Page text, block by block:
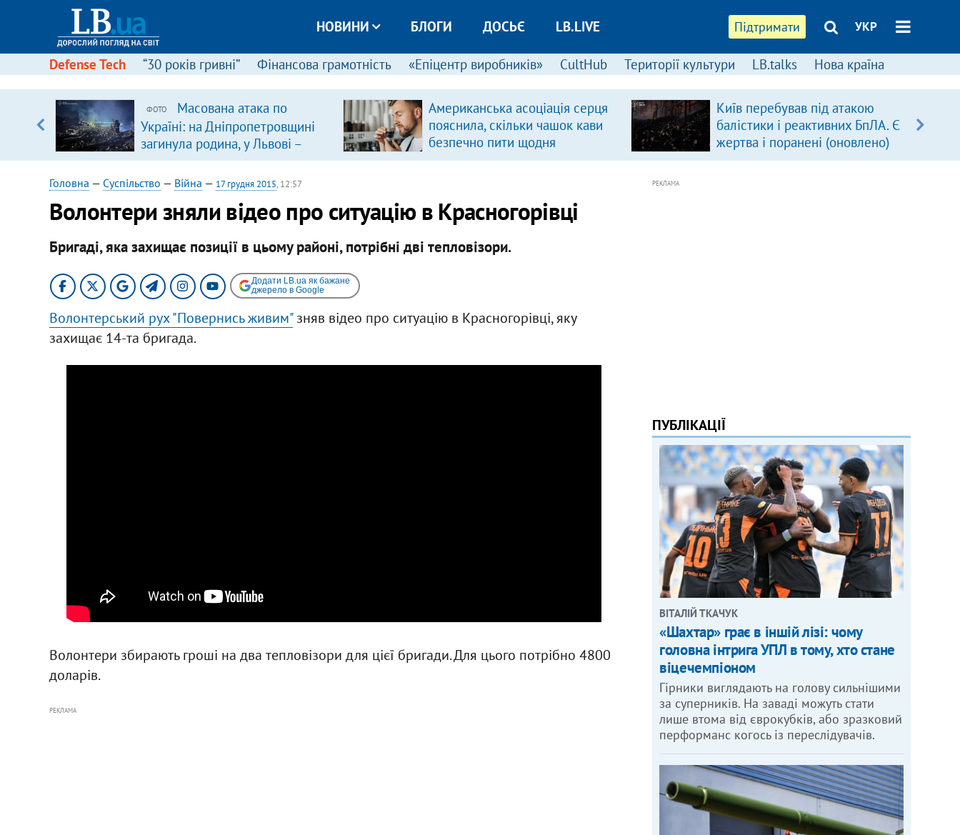
Підтримати УКР
НОВИНИ БЛОГИ ДОСЬЄ LB.LIVE
Defense Tech “30 років гривні” Фінансова грамотність «Епіцентр виробників» CultHub Території культури LB.talks Нова країна
ФОТО
Масована атака по
Україні: на Дніпропетровщині
загинула родина, у Львові –
удар по багатоповерхівках
(доповнюється)
Американська асоціація серця
пояснила, скільки чашок кави
безпечно пити щодня
Київ перебував під атакою
балістики і реактивних БпЛА. Є
жертва і поранені (оновлено)
Головна — Суспільство — Війна — 17 грудня 2015, 12:57
Волонтери зняли відео про ситуацію в Красногорівці
Бригаді, яка захищає позиції в цьому районі, потрібні дві тепловізори.
Додати LB.ua як бажане
джерело в Google
Волонтерський рух "Повернись живим"зняв відео про ситуацію в Красногорівці, яку
захищає 14-та бригада.
Волонтери збирають гроші на два тепловізори для цієї бригади. Для цього потрібно 4800
доларів.
РЕКЛАМА
РЕКЛАМА
ПУБЛІКАЦІЇ
ВІТАЛІЙ ТКАЧУК
«Шахтар» грає в іншій лізі: чому
головна інтрига УПЛ в тому, хто стане
віцечемпіоном
Гірники виглядають на голову сильнішими
за суперників. На заваді можуть стати
лише втома від єврокубків, або зразковий
перформанс когось із переслідувачів.